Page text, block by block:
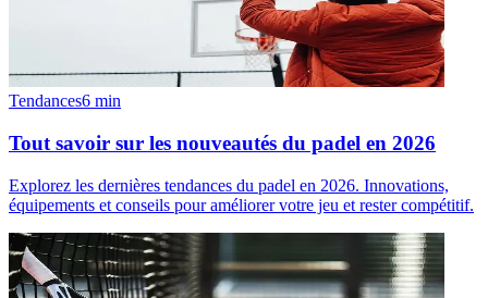
Tendances6 min
Tout savoir sur les nouveautés du padel en 2026
Explorez les dernières tendances du padel en 2026. Innovations,
équipements et conseils pour améliorer votre jeu et rester compétitif.